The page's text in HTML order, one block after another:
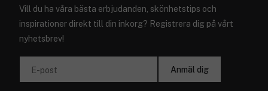
Vill du ha våra bästa erbjudanden, skönhetstips och
inspirationer direkt till din inkorg? Registrera dig på vårt
nyhetsbrev!
E-post Anmäl dig